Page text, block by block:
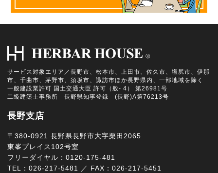
サービス対象エリア／長野市、松本市、上田市、佐久市、塩尻市、伊那
市、千曲市、茅野市、須坂市、諏訪市ほか長野県内、一部地域を除く
一般建設業許可 国土交通大臣 許可（般- 4） 第26981号
二級建築士事務所 長野県知事登録 (長野)A第76213号
長野支店
〒380-0921 長野県長野市大字栗田2065
東峯プレイス102号室
フリーダイヤル：0120-175-481
TEL：026-217-5481 ／ FAX：026-217-5451